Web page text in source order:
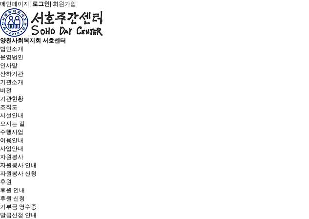
메인페이지 로그인 회원가입
양친사회복지회 서호센터
법인소개
운영법인
인사말
산하기관
기관소개
비전
기관현황
조직도
시설안내
오시는 길
수행사업
이용안내
사업안내
자원봉사
자원봉사 안내
자원봉사 신청
후원
후원 안내
후원 신청
기부금 영수증
발급신청 안내